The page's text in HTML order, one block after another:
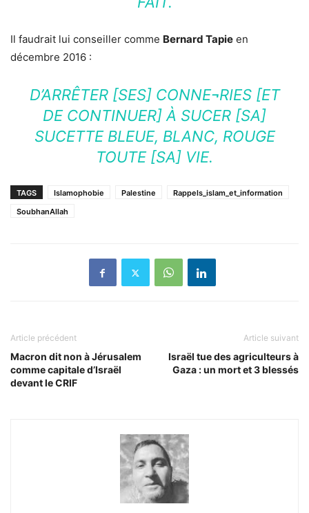
Il faudrait lui conseiller comme Bernard Tapie en
décembre 2016 :
D’ARRÊTER [SES] CONNE¬RIES [ET
DE CONTINUER] À SUCER [SA]
SUCETTE BLEUE, BLANC, ROUGE
TOUTE [SA] VIE.
TAGS Islamophobie Palestine
Rappels_islam_et_information
SoubhanAllah
Article précédent
Macron dit non à Jérusalem
comme capitale d’Israël
devant le CRIF
Article suivant
Israël tue des agriculteurs à
Gaza : un mort et 3 blessés